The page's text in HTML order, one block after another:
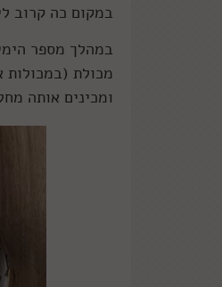
במקום כה קרוב
במהלך מספר
מכולת (במכולות
ומכינים אותה